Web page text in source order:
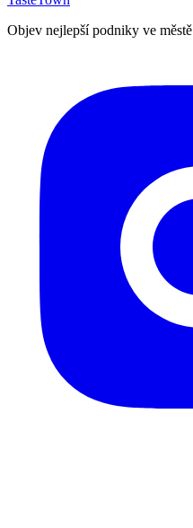
Objev nejlepší podniky ve městě